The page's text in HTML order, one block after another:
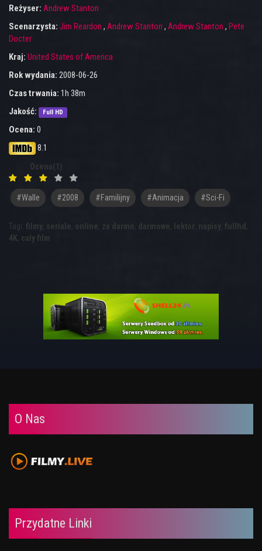
Reżyser: Andrew Stanton
Scenarzysta: Jim Reardon , Andrew Stanton , Andrew Stanton , Pete
Docter
Kraj: United States of America
Rok wydania: 2008-06-26
Czas trwania: 1h 38m
Jakość:
Full HD
Ocena: 0
8.1
Ocena(1)
#walle #2008 #Familijny #Animacja #Sci-Fi
Tagi: filmy, seriale, online, za darmo, darmowe, lektor, napisy, fullhd ,
4K, cały film
O Nas
Przydatne Linki